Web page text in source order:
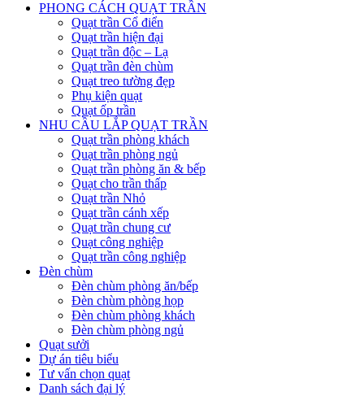
PHONG CÁCH QUẠT TRẦN
Quạt trần Cổ điển
Quạt trần hiện đại
Quạt trần độc – Lạ
Quạt trần đèn chùm
Quạt treo tường đẹp
Phụ kiện quạt
Quạt ốp trần
NHU CẦU LẮP QUẠT TRẦN
Quạt trần phòng khách
Quạt trần phòng ngủ
Quạt trần phòng ăn & bếp
Quạt cho trần thấp
Quạt trần Nhỏ
Quạt trần cánh xếp
Quạt trần chung cư
Quạt công nghiệp
Quạt trần công nghiệp
Đèn chùm
Đèn chùm phòng ăn/bếp
Đèn chùm phòng họp
Đèn chùm phòng khách
Đèn chùm phòng ngủ
Quạt sưởi
Dự án tiêu biểu
Tư vấn chọn quạt
Danh sách đại lý